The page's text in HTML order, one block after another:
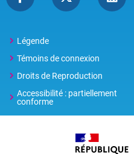
Légende
Témoins de connexion
Droits de Reproduction
Accessibilité : partiellement
conforme